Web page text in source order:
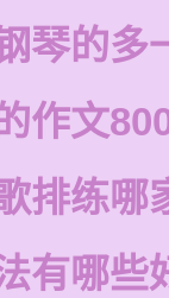
琴的多
作文
排练哪
有哪些